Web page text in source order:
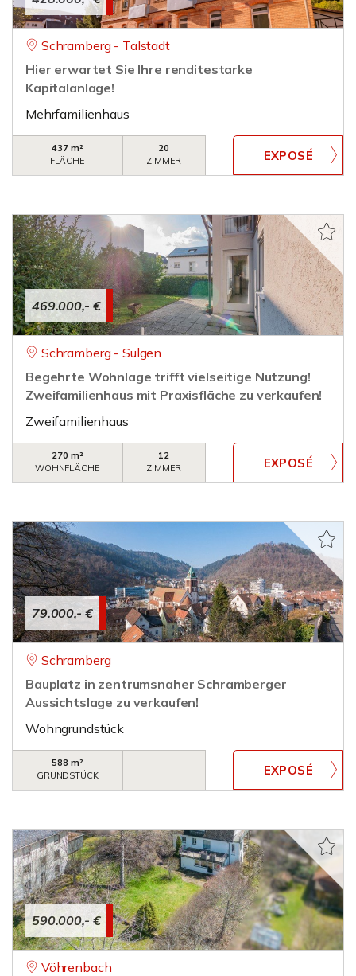
Schramberg - Talstadt
Hier erwartet Sie Ihre renditestarke
Kapitalanlage!
Mehrfamilienhaus
437 m²
FLÄCHE
20
ZIMMER
469.000,- €
Schramberg - Sulgen
Begehrte Wohnlage trifft vielseitige Nutzung!
Zweifamilienhaus mit Praxisfläche zu verkaufen!
Zweifamilienhaus
270 m²
WOHNFLÄCHE
12
ZIMMER
79.000,- €
Schramberg
Bauplatz in zentrumsnaher Schramberger
Aussichtslage zu verkaufen!
Wohngrundstück
588 m²
GRUNDSTÜCK
590.000,- €
Vöhrenbach